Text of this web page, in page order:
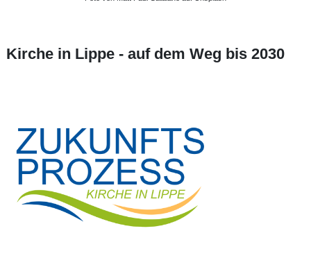
Kirche in Lippe - auf dem Weg bis 2030